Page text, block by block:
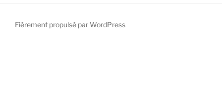
Fièrement propulsé par WordPress